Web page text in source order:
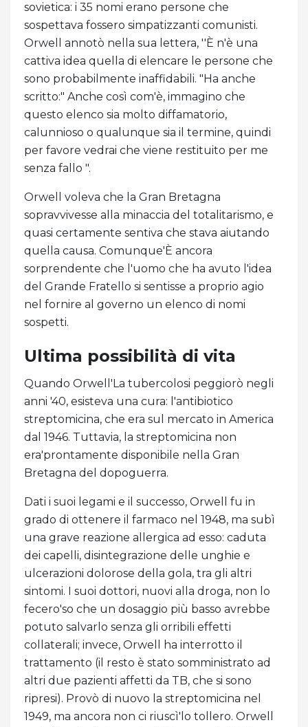
sovietica: i 35 nomi erano persone che
sospettava fossero simpatizzanti comunisti.
Orwell annotò nella sua lettera, ''È n'è una
cattiva idea quella di elencare le persone che
sono probabilmente inaffidabili. "Ha anche
scritto:" Anche così com'è, immagino che
questo elenco sia molto diffamatorio,
calunnioso o qualunque sia il termine, quindi
per favore vedrai che viene restituito per me
senza fallo ".
Orwell voleva che la Gran Bretagna
sopravvivesse alla minaccia del totalitarismo, e
quasi certamente sentiva che stava aiutando
quella causa. Comunque'È ancora
sorprendente che l'uomo che ha avuto l'idea
del Grande Fratello si sentisse a proprio agio
nel fornire al governo un elenco di nomi
sospetti.
Ultima possibilità di vita
Quando Orwell'La tubercolosi peggiorò negli
anni '40, esisteva una cura: l'antibiotico
streptomicina, che era sul mercato in America
dal 1946. Tuttavia, la streptomicina non
era'prontamente disponibile nella Gran
Bretagna del dopoguerra.
Dati i suoi legami e il successo, Orwell fu in
grado di ottenere il farmaco nel 1948, ma subì
una grave reazione allergica ad esso: caduta
dei capelli, disintegrazione delle unghie e
ulcerazioni dolorose della gola, tra gli altri
sintomi. I suoi dottori, nuovi alla droga, non lo
fecero'so che un dosaggio più basso avrebbe
potuto salvarlo senza gli orribili effetti
collaterali; invece, Orwell ha interrotto il
trattamento (il resto è stato somministrato ad
altri due pazienti affetti da TB, che si sono
ripresi). Provò di nuovo la streptomicina nel
1949, ma ancora non ci riuscì'lo tollero. Orwell